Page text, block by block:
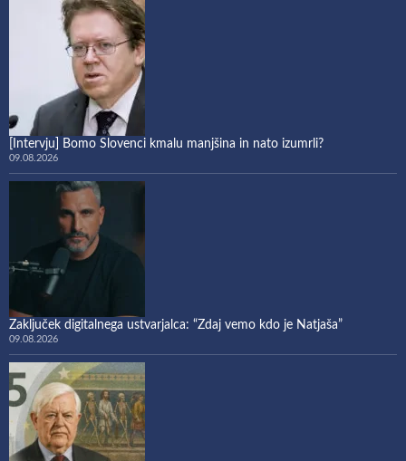
[Intervju] Bomo Slovenci kmalu manjšina in nato izumrli?
09.08.2026
Zaključek digitalnega ustvarjalca: “Zdaj vemo kdo je Natjaša”
09.08.2026